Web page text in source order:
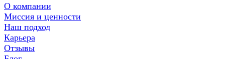
О компании
Миссия и ценности
Наш подход
Карьера
Отзывы